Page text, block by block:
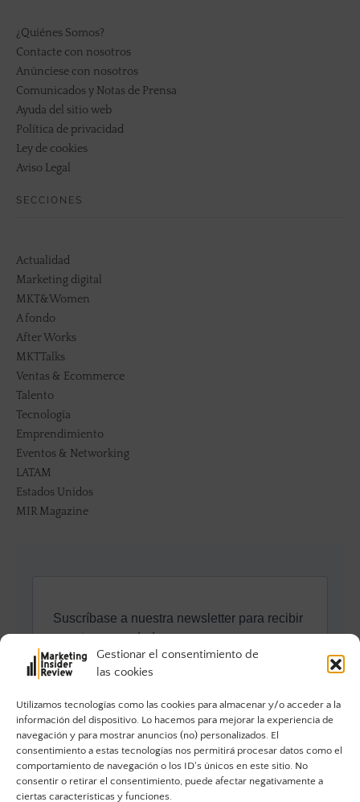
Gestionar el consentimiento de
las cookies
Utilizamos tecnologías como las cookies para almacenar y/o acceder a la
información del dispositivo. Lo hacemos para mejorar la experiencia de
navegación y para mostrar anuncios (no) personalizados. El
consentimiento a estas tecnologías nos permitirá procesar datos como el
comportamiento de navegación o los ID's únicos en este sitio. No
consentir o retirar el consentimiento, puede afectar negativamente a
ciertas características y funciones.
¿Quiénes Somos?
Contacte con nosotros
Anúnciese con nosotros
Comunicados y Notas de Prensa
Ayuda del sitio web
Política de privacidad
Ley de cookies
Aviso Legal
SECCIONES
Actualidad
Marketing digital
MKT&Women
A fondo
After Works
MKTTalks
Ventas & Ecommerce
Talento
Tecnología
Emprendimiento
Eventos & Networking
LATAM
Estados Unidos
MIR Magazine